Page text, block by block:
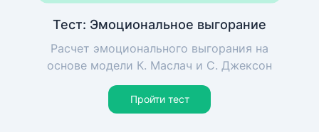
Тест: Эмоциональное выгорание
Расчет эмоционального выгорания на
основе модели К. Маслач и С. Джексон
Пройти тест